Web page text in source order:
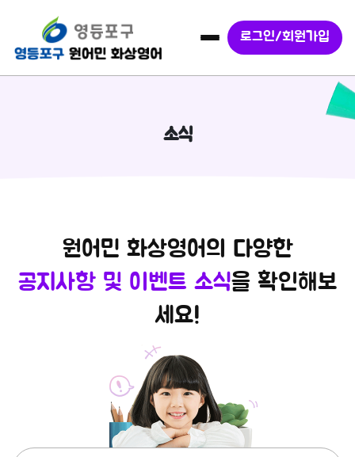
로그인/회원가입
소식
원어민 화상영어의 다양한
공지사항 및 이벤트 소식을 확인해보
세요!